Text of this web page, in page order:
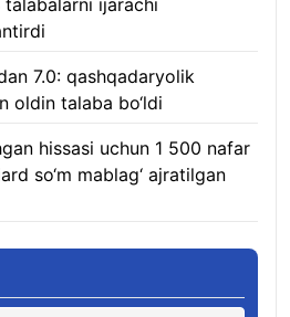
talabalarni ijarachi
7.0: qashqadaryolik
oldin talaba bo‘ldi
hissasi uchun 1 500 nafar
so‘m mablag‘ ajratilgan